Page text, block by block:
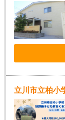
立川市立柏小